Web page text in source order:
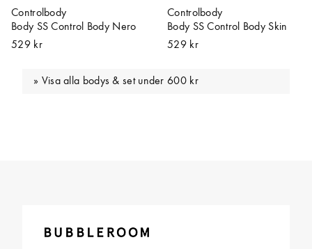
Controlbody
Body SS Control Body Nero
529 kr
Controlbody
Body SS Control Body Skin
529 kr
Visa alla bodys & set under 600 kr